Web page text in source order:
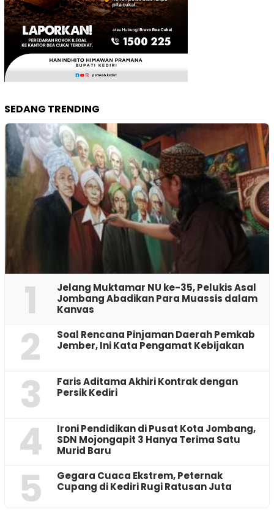
SEDANG TRENDING
1
Jelang Muktamar NU ke-35, Pelukis Asal
Jombang Abadikan Para Muassis dalam
Kanvas
2
‎Soal Rencana Pinjaman Daerah Pemkab
Jember, Ini Kata Pengamat Kebijakan ‎
3
Faris Aditama Akhiri Kontrak dengan
Persik Kediri
4
Ironi Pendidikan di Pusat Kota Jombang,
SDN Mojongapit 3 Hanya Terima Satu
Murid Baru
5
‎Gegara Cuaca Ekstrem, Peternak
Cupang di Kediri Rugi Ratusan Juta